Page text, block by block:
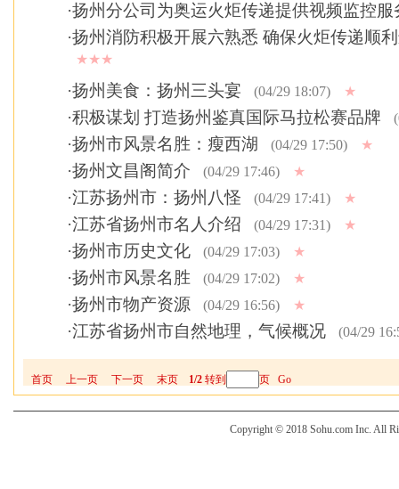
·扬州分公司为奥运火炬传递提供视频监控服
·扬州消防积极开展六熟悉 确保火炬传递顺
★★★
·扬州美食：扬州三头宴 (04/29 18:07) ★
·积极谋划 打造扬州鉴真国际马拉松赛品牌
·扬州市风景名胜：瘦西湖 (04/29 17:50) ★
·扬州文昌阁简介 (04/29 17:46) ★
·江苏扬州市：扬州八怪 (04/29 17:41) ★
·江苏省扬州市名人介绍 (04/29 17:31) ★
·扬州市历史文化 (04/29 17:03) ★
·扬州市风景名胜 (04/29 17:02) ★
·扬州市物产资源 (04/29 16:56) ★
·江苏省扬州市自然地理，气候概况 (04/29
首页 上一页 下一页 末页 1/2转到 页 Go
Copyright © 2018 Sohu.com Inc. All